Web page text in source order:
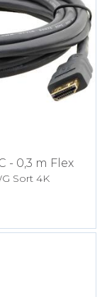
- 0,3 m Flex
Sort 4K